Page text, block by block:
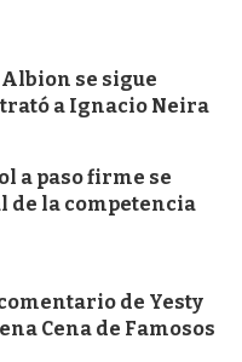
Albion se sigue
a Ignacio Neira
a paso firme se
de la competencia
de Yesty
Cena de Famosos